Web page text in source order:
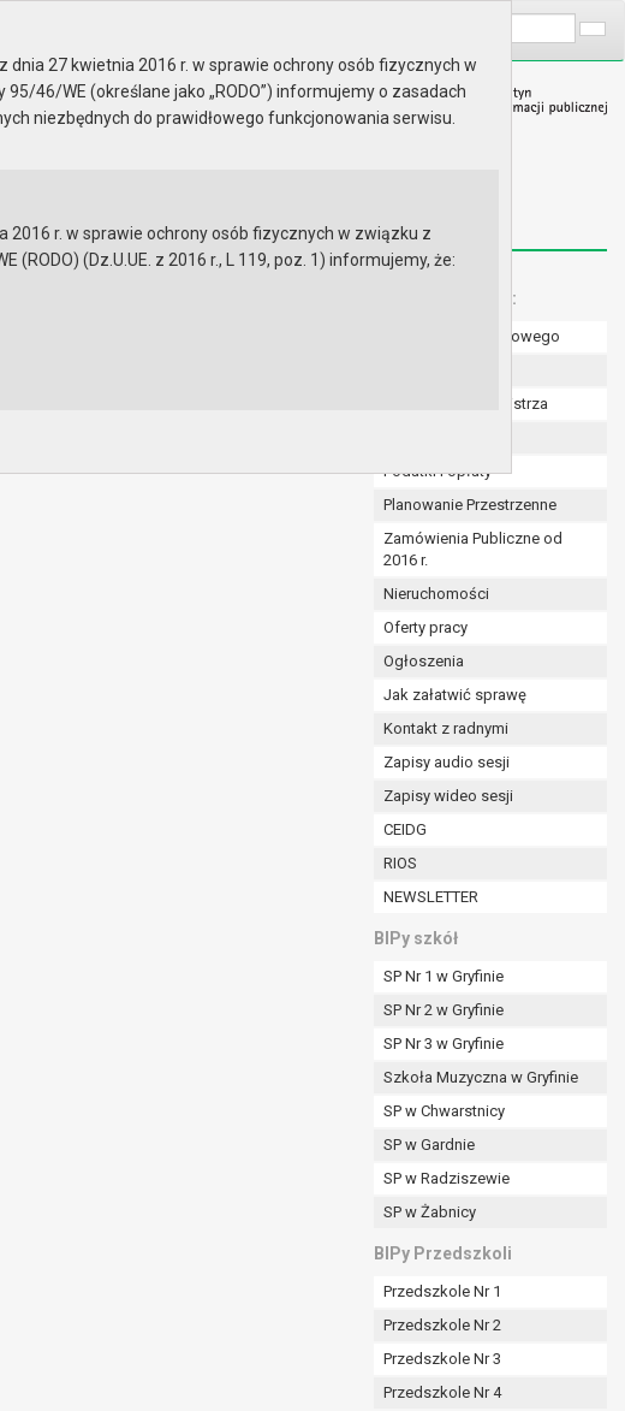
Menu dodatkowe:
Numer konta bankowego
Zarządzenia Burmistrza
Podatki i opłaty
Planowanie Przestrzenne
Zamówienia Publiczne od
2016 r.
Nieruchomości
Oferty pracy
Ogłoszenia
Jak załatwić sprawę
Kontakt z radnymi
Zapisy audio sesji
Zapisy wideo sesji
CEIDG
RIOS
NEWSLETTER
BIPy szkół
SP Nr 1 w Gryfinie
SP Nr 2 w Gryfinie
SP Nr 3 w Gryfinie
Szkoła Muzyczna w Gryfinie
SP w Chwarstnicy
SP w Gardnie
SP w Radziszewie
SP w Żabnicy
BIPy Przedszkoli
Przedszkole Nr 1
Przedszkole Nr 2
Przedszkole Nr 3
Przedszkole Nr 4
27 kwietnia 2016 r. w sprawie ochrony osób fizycznych w
46/WE (określane jako „RODO”) informujemy o zasadach
niezbędnych do prawidłowego funkcjonowania serwisu.
2016 r. w sprawie ochrony osób fizycznych w związku z
(Dz.U.UE. z 2016 r., L 119, poz. 1) informujemy, że:
gminnym (Dz.U. z 2017r., poz. 1875 ze zm.) oraz z
w zakresie i celu określonym w treści zgody.
odbiorcom lub kategoriom odbiorców danych
zgodnie z terminami archiwizacji określonymi przez
się do czasu wycofania tej zgody.
okres niezbędny do realizacji zawartej umowy, a po tym
wyrażenia zgody na przetwarzanie danych po zakończeniu i
wynikający z umowy o dofinansowanie zawartej między
celów kontrolnych.
w przypadku gdy:
danych i nie ma innej podstawy prawnej
sprawdzić prawidłowość tych danych,